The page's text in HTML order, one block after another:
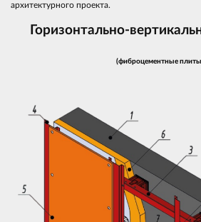
архитектурного проекта.
Горизонтально-
(фиброцементные